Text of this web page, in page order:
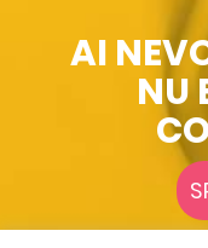
AI
NU